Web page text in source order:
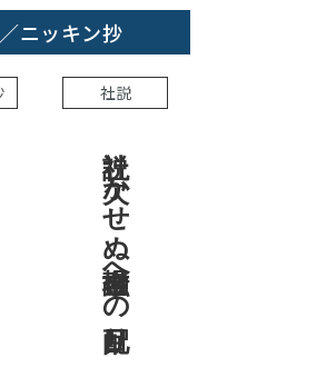
ニッキン抄
社説
社説 欠かせぬ金融市場への目配り